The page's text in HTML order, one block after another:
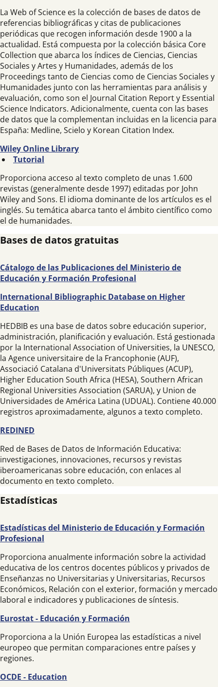
La Web of Science es la colección de bases de datos de
referencias bibliográficas y citas de publicaciones
periódicas que recogen información desde 1900 a la
actualidad. Está compuesta por la colección básica Core
Collection que abarca los índices de Ciencias, Ciencias
Sociales y Artes y Humanidades, además de los
Proceedings tanto de Ciencias como de Ciencias Sociales y
Humanidades junto con las herramientas para análisis y
evaluación, como son el Journal Citation Report y Essential
Science Indicators. Adicionalmente, cuenta con las bases
de datos que la complementan incluidas en la licencia para
España: Medline, Scielo y Korean Citation Index.
Wiley Online Library
Tutorial
Proporciona acceso al texto completo de unas 1.600
revistas (generalmente desde 1997) editadas por John
Wiley and Sons. El idioma dominante de los artículos es el
inglés. Su temática abarca tanto el ámbito científico como
el de humanidades.
Bases de datos gratuitas
Cátalogo de las Publicaciones del Ministerio de
Educación y Formación Profesional
International Bibliographic Database on Higher
Education
HEDBIB es una base de datos sobre educación superior,
administración, planificación y evaluación. Está gestionada
por la International Association of Universities, la UNESCO,
la Agence universitaire de la Francophonie (AUF),
Associació Catalana d'Universitats Públiques (ACUP),
Higher Education South Africa (HESA), Southern African
Regional Universities Association (SARUA), y Union de
Universidades de América Latina (UDUAL). Contiene 40.000
registros aproximadamente, algunos a texto completo.
REDINED
Red de Bases de Datos de Información Educativa:
investigaciones, innovaciones, recursos y revistas
iberoamericanas sobre educación, con enlaces al
documento en texto completo.
Estadísticas
Estadísticas del Ministerio de Educación y Formación
Profesional
Proporciona anualmente información sobre la actividad
educativa de los centros docentes públicos y privados de
Enseñanzas no Universitarias y Universitarias, Recursos
Económicos, Relación con el exterior, formación y mercado
laboral e indicadores y publicaciones de síntesis.
Eurostat - Educación y Formación
Proporciona a la Unión Europea las estadísticas a nivel
europeo que permitan comparaciones entre países y
regiones.
OCDE - Education